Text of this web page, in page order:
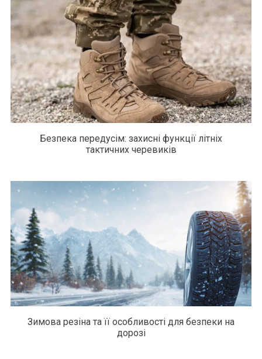
Безпека передусім: захисні функції літніх
тактичних черевиків
Зимова резіна та її особливості для безпеки на
дорозі